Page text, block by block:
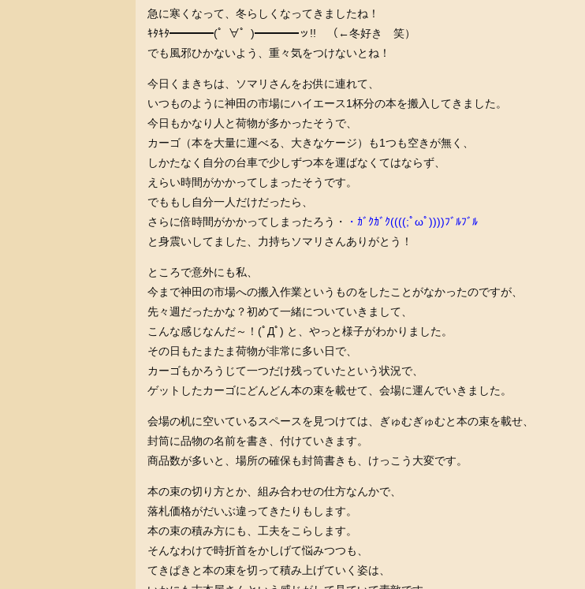
急に寒くなって、冬らしくなってきましたね！
ｷﾀｷﾀ━━━━(゜∀゜)━━━━ッ!! （←冬好き 笑）
でも風邪ひかないよう、重々気をつけないとね！
今日くまきちは、ソマリさんをお供に連れて、
いつものように神田の市場にハイエース1杯分の本を搬入してきました。
今日もかなり人と荷物が多かったそうで、
カーゴ（本を大量に運べる、大きなケージ）も1つも空きが無く、
しかたなく自分の台車で少しずつ本を運ばなくてはならず、
えらい時間がかかってしまったそうです。
でももし自分一人だけだったら、
さらに倍時間がかかってしまったろう・
・ｶﾞｸｶﾞｸ((((;ﾟωﾟ))))ﾌﾞﾙﾌﾞﾙ
と身震いしてました、力持ちソマリさんありがとう！
ところで意外にも私、
今まで神田の市場への搬入作業というものをしたことがなかったのですが、
先々週だったかな？初めて一緒についていきまして、
こんな感じなんだ～！(ﾟДﾟ) と、やっと様子がわかりました。
その日もたまたま荷物が非常に多い日で、
カーゴもかろうじて一つだけ残っていたという状況で、
ゲットしたカーゴにどんどん本の束を載せて、会場に運んでいきました。
会場の机に空いているスペースを見つけては、ぎゅむぎゅむと本の束を載せ、
封筒に品物の名前を書き、付けていきます。
商品数が多いと、場所の確保も封筒書きも、けっこう大変です。
本の束の切り方とか、組み合わせの仕方なんかで、
落札価格がだいぶ違ってきたりもします。
本の束の積み方にも、工夫をこらします。
そんなわけで時折首をかしげて悩みつつも、
てきぱきと本の束を切って積み上げていく姿は、